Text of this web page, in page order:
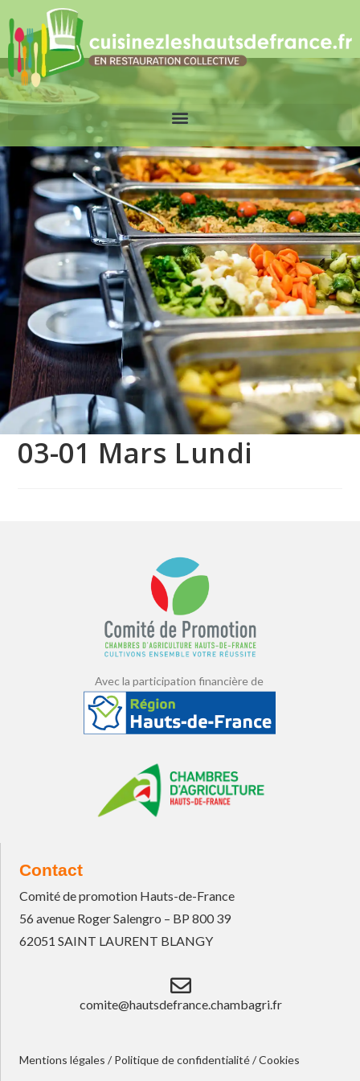
03-01 Mars Lundi
Avec la participation financière de
Contact
Comité de promotion Hauts-de-France
56 avenue Roger Salengro – BP 800 39
62051 SAINT LAURENT BLANGY
comite@hautsdefrance.chambagri.fr
Mentions légales / Politique de confidentialité/Cookies